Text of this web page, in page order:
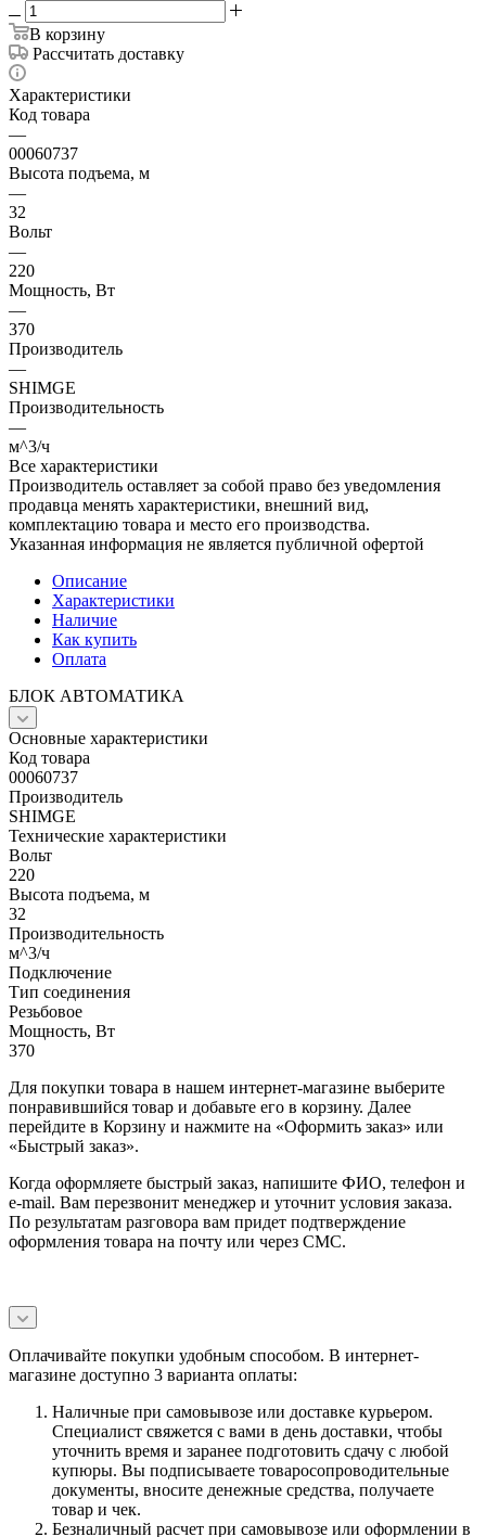
В корзину
Рассчитать доставку
Характеристики
Код товара
—
00060737
Высота подъема, м
—
32
Вольт
—
220
Мощность, Вт
—
370
Производитель
—
SHIMGE
Производительность
—
м^3/ч
Все характеристики
Производитель оставляет за собой право без уведомления
продавца менять характеристики, внешний вид,
комплектацию товара и место его производства.
Указанная информация не является публичной офертой
Описание
Характеристики
Наличие
Как купить
Оплата
БЛОК АВТОМАТИКА
Основные характеристики
Код товара
00060737
Производитель
SHIMGE
Технические характеристики
Вольт
220
Высота подъема, м
32
Производительность
м^3/ч
Подключение
Тип соединения
Резьбовое
Мощность, Вт
370
Для покупки товара в нашем интернет-магазине выберите
понравившийся товар и добавьте его в корзину. Далее
перейдите в Корзину и нажмите на «Оформить заказ» или
«Быстрый заказ».
Когда оформляете быстрый заказ, напишите ФИО, телефон и
e-mail. Вам перезвонит менеджер и уточнит условия заказа.
По результатам разговора вам придет подтверждение
оформления товара на почту или через СМС.
Оплачивайте покупки удобным способом. В интернет-
магазине доступно 3 варианта оплаты:
Наличные при самовывозе или доставке курьером.
Специалист свяжется с вами в день доставки, чтобы
уточнить время и заранее подготовить сдачу с любой
купюры. Вы подписываете товаросопроводительные
документы, вносите денежные средства, получаете
товар и чек.
Безналичный расчет при самовывозе или оформлении в